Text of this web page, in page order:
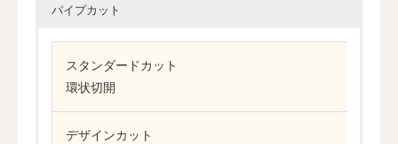
パイプカット
スタンダードカット
環状切開
デザインカット